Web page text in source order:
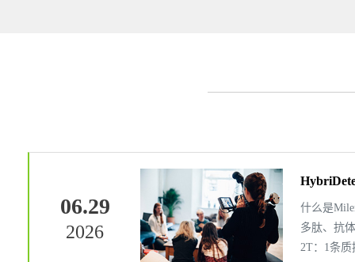
06.29
2026
什么是
多肽、抗
2T：1条